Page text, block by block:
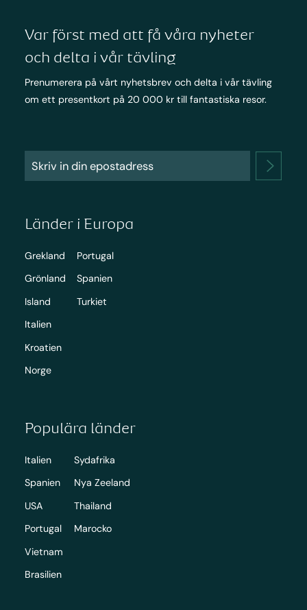
Var först med att få våra nyheter
och delta i vår tävling
Prenumerera på vårt nyhetsbrev och delta i vår tävling
om ett presentkort på 20 000 kr till fantastiska resor.
Länder i Europa
Grekland
Grönland
Island
Italien
Kroatien
Norge
Portugal
Spanien
Turkiet
Populära länder
Italien
Spanien
USA
Portugal
Vietnam
Brasilien
Sydafrika
Nya Zeeland
Thailand
Marocko